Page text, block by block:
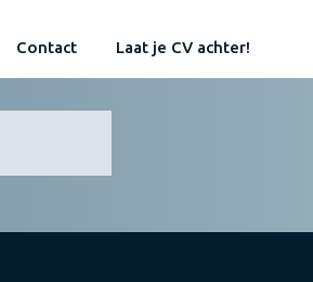
Contact Laat je CV achter!